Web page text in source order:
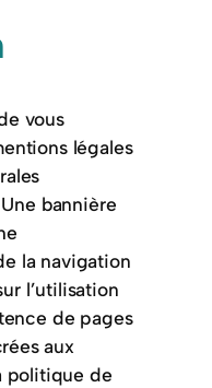
vous
légales
bannière
la navigation
l’utilisation
de pages
aux
politique de